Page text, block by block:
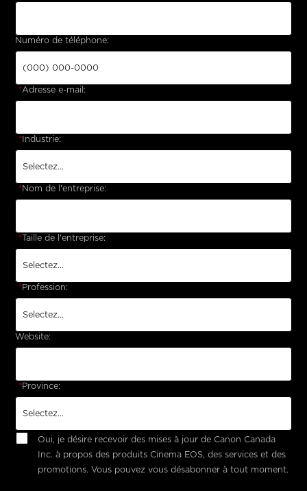
Numéro de téléphone:
*Adresse e-mail:
*Industrie:
*Nom de l'entreprise:
*Taille de l'entreprise:
*Profession:
Website:
*Province:
Oui, je désire recevoir des mises à jour de Canon Canada
Inc. à propos des produits Cinema EOS, des services et des
promotions. Vous pouvez vous désabonner à tout moment.